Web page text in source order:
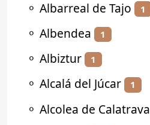
⚬ Albarreal de Tajo 1
⚬ Albendea 1
⚬ Albiztur 1
⚬ Alcalá del Júcar 1
⚬ Alcolea de Calatrava